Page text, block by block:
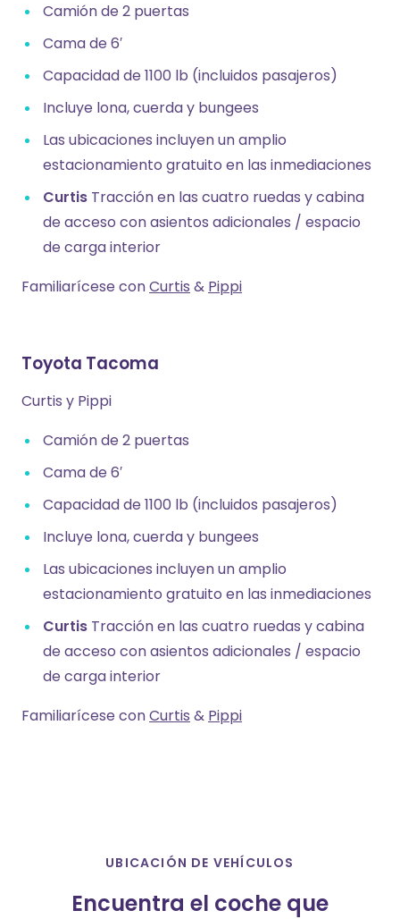
Camión de 2 puertas
Cama de 6′
Capacidad de 1100 lb (incluidos pasajeros)
Incluye lona, cuerda y bungees
Las ubicaciones incluyen un amplio
estacionamiento gratuito en las inmediaciones
Curtis Tracción en las cuatro ruedas y cabina
de acceso con asientos adicionales / espacio
de carga interior
Familiarícese conCurtis & Pippi
Toyota Tacoma
Curtis y Pippi
Camión de 2 puertas
Cama de 6′
Capacidad de 1100 lb (incluidos pasajeros)
Incluye lona, cuerda y bungees
Las ubicaciones incluyen un amplio
estacionamiento gratuito en las inmediaciones
Curtis Tracción en las cuatro ruedas y cabina
de acceso con asientos adicionales / espacio
de carga interior
Familiarícese conCurtis & Pippi
UBICACIÓN DE VEHÍCULOS
Encuentra el coche que